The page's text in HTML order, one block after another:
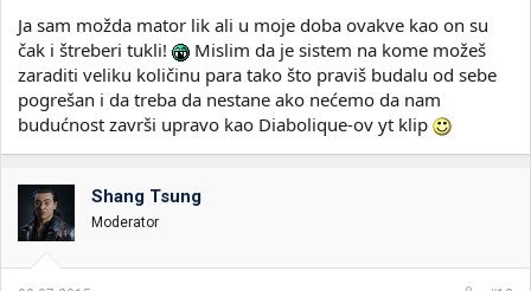
Ja sam možda mator lik ali u moje doba ovakve kao on su
čak i štreberi tukli!
Mislim da je sistem na kome možeš
zaraditi veliku količinu para tako što praviš budalu od sebe
pogrešan i da treba da nestane ako nećemo da nam
budućnost završi upravo kao Diabolique-ov yt klip
Shang Tsung
Moderator